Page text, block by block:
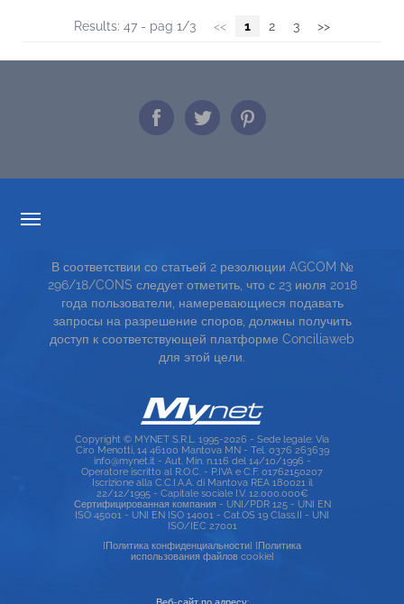
Results: 47 - pag 1/3 << 1 2 3 >>
СЕРВИСНАЯ КАРТА
TOP RICERCHE
SITE MAP
В соответствии со статьей 2 резолюции AGCOM №
296/18/CONS следует отметить, что с 23 июля 2018
года пользователи, намеревающиеся подавать
запросы на разрешение споров, должны получить
доступ к соответствующей платформе Conciliaweb
для этой цели.
Copyright © MYNET S.R.L. 1995-2026 - Sede legale: Via
Ciro Menotti, 14 46100 Mantova MN - Tel. 0376 263639
info@mynet.it - Aut. Min. n.116 del 14/10/1996 -
Operatore iscritto al R.O.C. - P.IVA e C.F. 01762150207
Iscrizione alla C.C.I.A.A. di Mantova REA 180021 il
22/12/1995 - Capitale sociale I.V. 12.000.000€
Сертифицированная компания - UNI/PDR 125 - UNI EN
ISO 45001 - UNI EN ISO 14001 - Cat.OS 19 Class.II - UNI
ISO/IEC 27001
[Политика конфиденциальности] [Политика
использования файлов cookie]